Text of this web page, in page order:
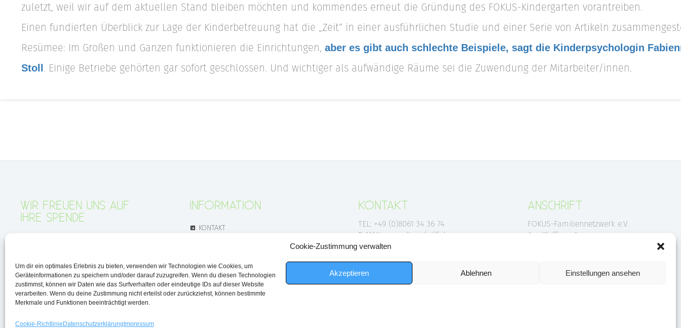
Cookie-Zustimmung verwalten
Um dir ein optimales Erlebnis zu bieten, verwenden wir Technologien wie Cookies, um
Geräteinformationen zu speichern und/oder darauf zuzugreifen. Wenn du diesen Technologien
zustimmst, können wir Daten wie das Surfverhalten oder eindeutige IDs auf dieser Website
verarbeiten. Wenn du deine Zustimmung nicht erteilst oder zurückziehst, können bestimmte
Merkmale und Funktionen beeinträchtigt werden.
Akzeptieren Ablehnen Einstellungen ansehen
Cookie-Richtlinie Datenschutz­erklärung Impressum
zuletzt, weil wir auf dem aktuellen Stand bleiben möchten und kommendes erneut die Gründung des FOKUS-Kindergarten vorantreiben.
Einen fundierten Überblick zur Lage der Kinderbetreuung hat die „Zeit“ in einer ausführlichen Studie und einer Serie von Artikeln
Resümee: Im Großen und Ganzen funktionieren die Einrichtungen, aber es gibt auch schlechte Beispiele, sagt die Kinderpsychologin
Stoll . Einige Betriebe gehörten gar sofort geschlossen. Und wichtiger als aufwändige Räume sei die Zuwendung der Mitarbeiter/innen.
WIR FREUEN UNS AUF
IHRE SPENDE
INFORMATION
KONTAKT
KONTAKT
TEL: +49 (0)8061 34 36 74
E-MAIL: verwaltung(at)fokus-
familiennetzwerk.de
ANSCHRIFT
FOKUS-Familiennetzwerk e.V.
Am Klafferer 1
2026 © FOKUS-FAMILIENNETZWERK E.V. ALLE RECHTE VORBEHALTEN.